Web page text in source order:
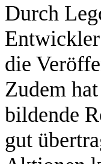
Durch
die
Zudem
bildende
gut